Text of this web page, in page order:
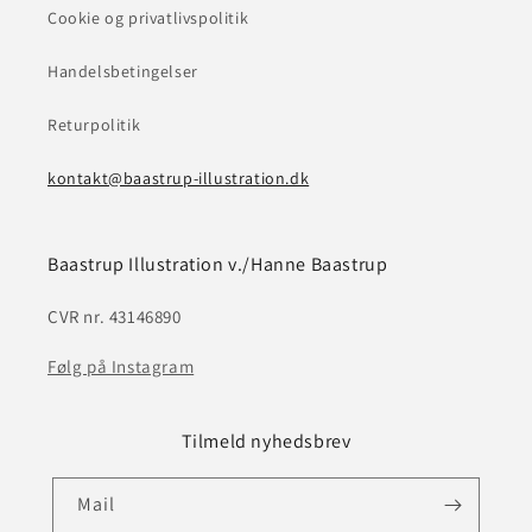
Cookie og privatlivspolitik
Handelsbetingelser
Returpolitik
kontakt@baastrup-illustration.dk
Baastrup Illustration v./Hanne Baastrup
CVR nr. 43146890
Følg på Instagram
Tilmeld nyhedsbrev
Mail